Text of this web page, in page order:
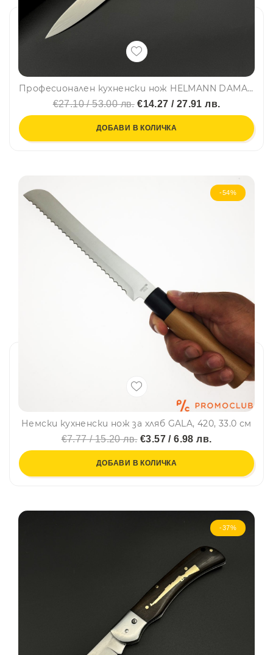
Професионален кухненски нож HELMANN DAMASKUS UNIVERSAL KNIFE DE LUXE
€27.10 / 53.00 лв.€14.27 / 27.91 лв.
ДОБАВИ В КОЛИЧКА
-54%
Немски кухненски нож за хляб GALA, 420, 33.0 см
€7.77 / 15.20 лв.€3.57 / 6.98 лв.
ДОБАВИ В КОЛИЧКА
-37%